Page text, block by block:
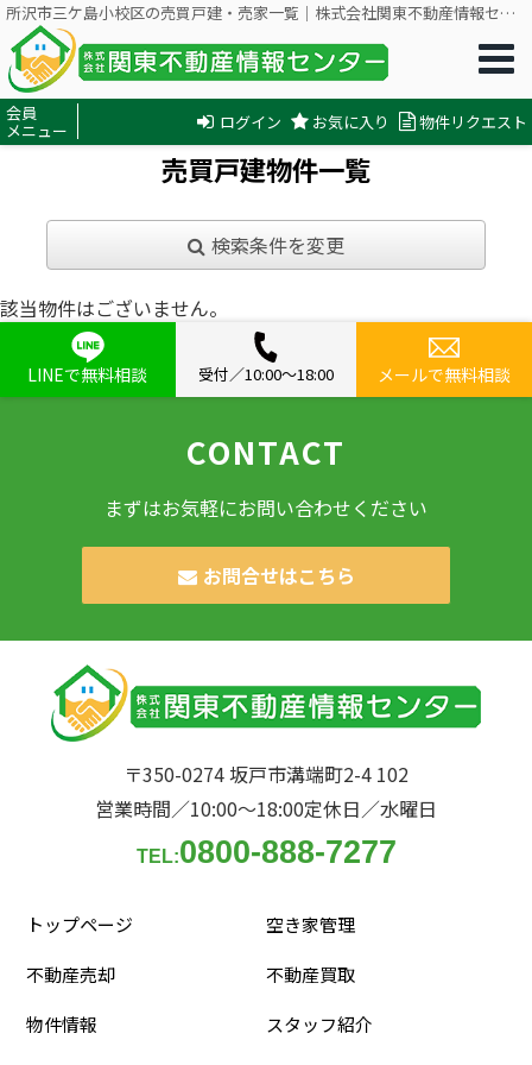
所沢市三ケ島小校区の売買戸建・売家一覧｜株式会社関東不動産情報センター
会員
メニュー ログイン お気に入り 物件リクエスト
売買戸建物件一覧
検索条件を変更
該当物件はございません。
LINEで無料相談 受付／10:00〜18:00 メールで無料相談
CONTACT
まずはお気軽にお問い合わせください
お問合せはこちら
〒350-0274 坂戸市溝端町2-4 102
営業時間／10:00〜18:00定休日／水曜日
TEL:0800-888-7277
トップページ
空き家管理
不動産売却
不動産買取
物件情報
スタッフ紹介